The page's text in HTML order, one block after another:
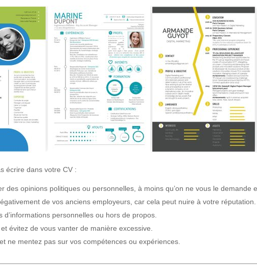
écrire dans votre CV :
des opinions politiques ou personnelles, à moins qu’on ne vous le demande
de vos anciens employeurs, car cela peut nuire à votre réputation.
d’informations personnelles ou hors de propos.
évitez de vous vanter de manière excessive.
ne mentez pas sur vos compétences ou expériences.